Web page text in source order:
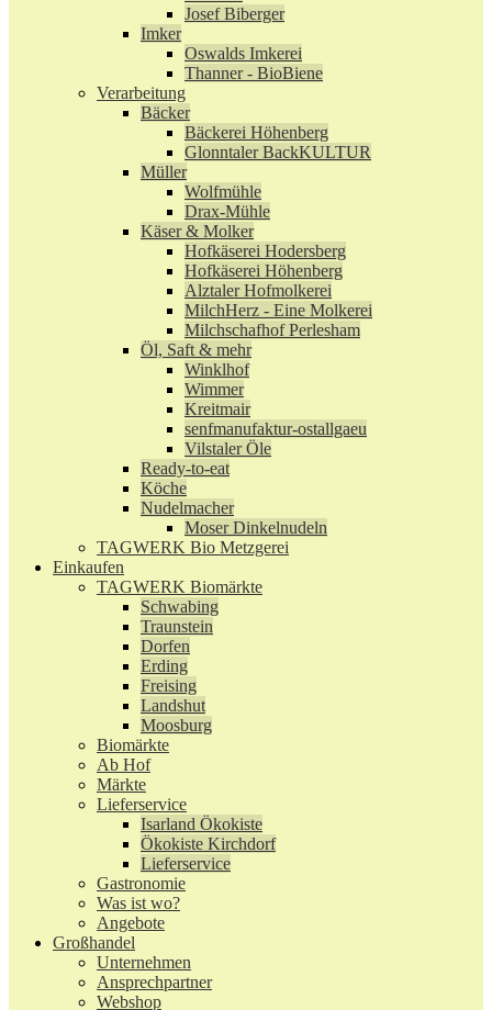
Josef Biberger
Imker
Oswalds Imkerei
Thanner - BioBiene
Verarbeitung
Bäcker
Bäckerei Höhenberg
Glonntaler BackKULTUR
Müller
Wolfmühle
Drax-Mühle
Käser & Molker
Hofkäserei Hodersberg
Hofkäserei Höhenberg
Alztaler Hofmolkerei
MilchHerz - Eine Molkerei
Milchschafhof Perlesham
Öl, Saft & mehr
Winklhof
Wimmer
Kreitmair
senfmanufaktur-ostallgaeu
Vilstaler Öle
Ready-to-eat
Köche
Nudelmacher
Moser Dinkelnudeln
TAGWERK Bio Metzgerei
Einkaufen
TAGWERK Biomärkte
Schwabing
Traunstein
Dorfen
Erding
Freising
Landshut
Moosburg
Biomärkte
Ab Hof
Märkte
Lieferservice
Isarland Ökokiste
Ökokiste Kirchdorf
Lieferservice
Gastronomie
Was ist wo?
Angebote
Großhandel
Unternehmen
Ansprechpartner
Webshop